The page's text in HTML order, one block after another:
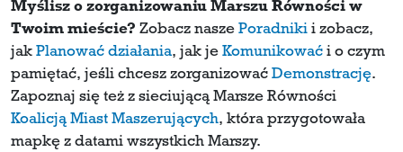
Myślisz o zorganizowaniu Marszu Równości w
Twoim mieście? Zobacz nasze Poradniki i zobacz,
jak Planować działania, jak je Komunikować i o czym
pamiętać, jeśli chcesz zorganizować Demonstrację.
Zapoznaj się też z sieciującą Marsze Równości
Koalicją Miast Maszerujących, która przygotowała
mapkę z datami wszystkich Marszy.